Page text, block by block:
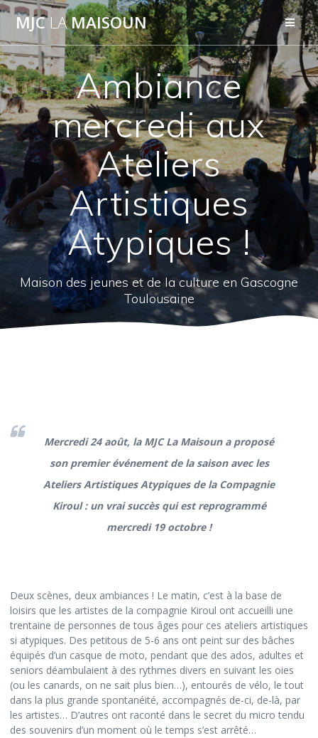
Passer
au
contenu
MJCLAMAISOUN
Ambiance
mercredi aux
Ateliers
Artistiques
Atypiques !
Maison des jeunes et de la culture en Gascogne
Toulousaine
Mercredi 24 août, la MJC La Maisoun a proposé
son premier événement de la saison avec les
Ateliers Artistiques Atypiques de la Compagnie
Kiroul : un vrai succès qui est reprogrammé
mercredi 19 octobre !
Deux scènes, deux ambiances ! Le matin, c’est à la base de
loisirs que les artistes de la compagnie Kiroul ont accueilli une
trentaine de personnes de tous âges pour ces ateliers artistiques
si atypiques. Des petitous de 5-6 ans ont peint sur des bâches
équipés d’un casque de moto, pendant que des ados, adultes et
seniors déambulaient à des rythmes divers en suivant les oies
(ou les canards, on ne sait plus bien…), entourés de vélo, le tout
dans la plus grande spontanéité, accompagnés de-ci, de-là, par
les artistes… D’autres ont raconté dans le secret du micro tendu
des souvenirs d’un moment où le temps s’est arrêté…